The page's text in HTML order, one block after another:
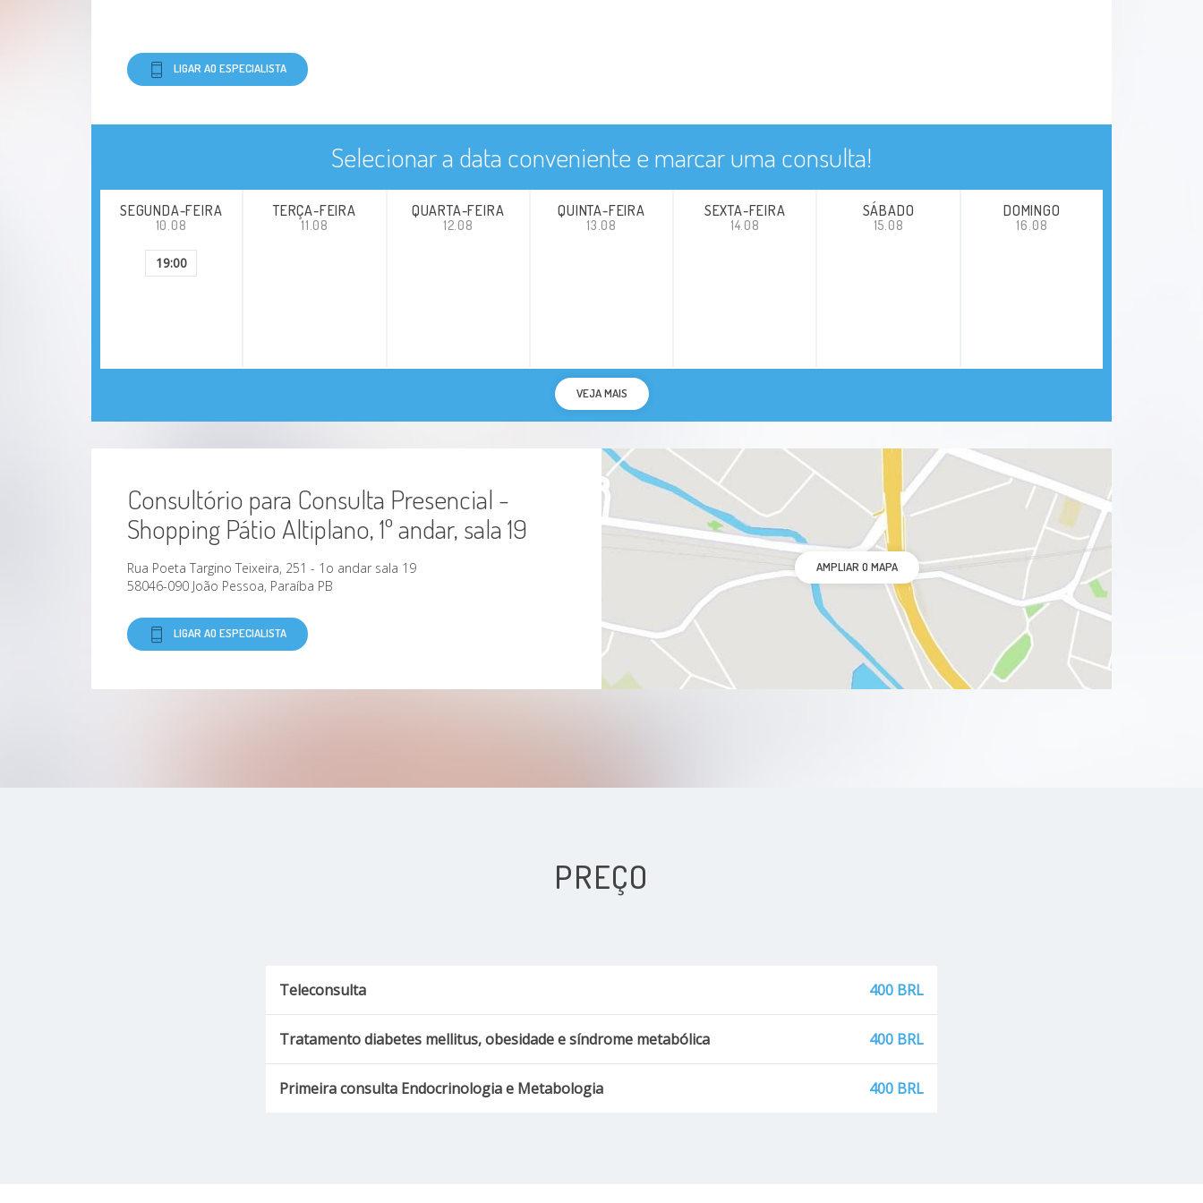
Prolactinoma
Nódulo da glândula tireóide
LIGAR AO ESPECIALISTA
Selecionar a data conveniente e marcar uma consulta!
SEGUNDA-FEIRA
10.08
19:00
TERÇA-FEIRA
11.08
QUARTA-FEIRA
12.08
QUINTA-FEIRA
13.08
SEXTA-FEIRA
14.08
SÁBADO
15.08
DOMINGO
16.08
VEJA MAIS
Consultório para Consulta Presencial -
Shopping Pátio Altiplano, 1º andar, sala 19
Rua Poeta Targino Teixeira, 251 - 1o andar sala 19
58046-090 João Pessoa, Paraíba PB
LIGAR AO ESPECIALISTA
AMPLIAR O MAPA
PREÇO
Teleconsulta 400 BRL
Tratamento diabetes mellitus, obesidade e síndrome metabólica 400 BRL
Primeira consulta Endocrinologia e Metabologia 400 BRL